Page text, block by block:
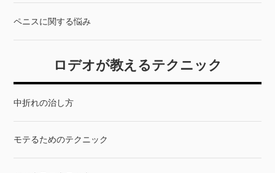
ペニスに関する悩み
ロデオが教えるテクニック
中折れの治し方
モテるためのテクニック